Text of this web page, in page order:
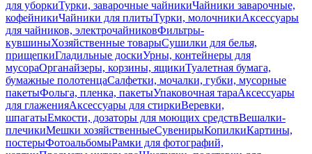
для уборкиТурки, заварочные чайникиЧайники заварочные,
кофейникиЧайники для плитыТурки, молочникиАксессуары
для чайников, электрочайниковФильтры-
кувшиныХозяйственные товарыСушилки для белья,
прищепкиГладильные доскиУрны, контейнеры для
мусораОрганайзеры, корзины, ящикиТуалетная бумага,
бумажные полотенцаСалфетки, мочалки, губки, мусорные
пакетыФольга, пленка, пакетыУпаковочная тараАксессуары
для глаженияАксессуары для стиркиВеревки,
шпагатыЕмкости, дозаторы для моющих средствВешалки-
плечикиМешки хозяйственныеСувенирыКопилкиКартины,
постерыФотоальбомыРамки для фотографий,